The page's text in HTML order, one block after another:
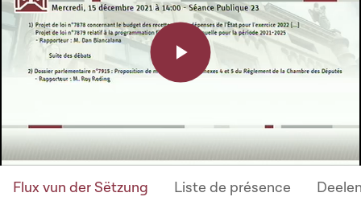
Play
Flux vun der Sëtzung Liste de présence